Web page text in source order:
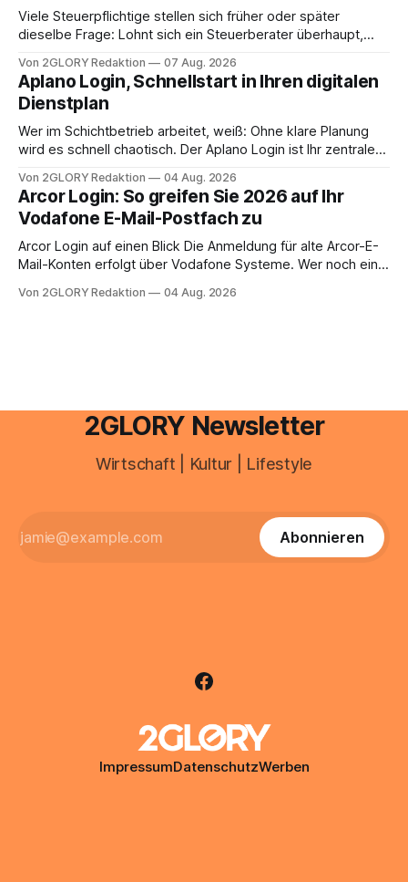
Viele Steuerpflichtige stellen sich früher oder später
dieselbe Frage: Lohnt sich ein Steuerberater überhaupt,
erledigen? Die kurze Antwort: Bei einfachen
Einkommensverhältnissen reicht häufig eine Steuersoftware
aus – sobald jedoch mehrere Einkunftsarten
zusammentreffen oder größere finanzielle Veränderungen
anstehen, zahlt sich professionelle Unterstützung meist
Von 2GLORY Redaktion 07 Aug. 2026
Aplano Login, Schnellstart in Ihren digitalen
Dienstplan
Wer im Schichtbetrieb arbeitet, weiß: Ohne klare Planung
wird es schnell chaotisch. Der Aplano Login ist Ihr zentraler
abwesenheiten und die gesamte kommunikation rund um
Ihr personal digital zu organisieren. In diesem Leitfaden
erfahren Sie alles, was Sie für einen reibungslosen Einstieg
brauchen, von der Registrierung
Von 2GLORY Redaktion 04 Aug. 2026
Arcor Login: So greifen Sie 2026 auf Ihr
Vodafone E-Mail-Postfach zu
Arcor Login auf einen Blick Die Anmeldung für alte Arcor-E-
Mail-Konten erfolgt über Vodafone Systeme. Wer noch eine
besitzt, loggt sich heute über das Vodafone E-Mail & Cloud
Von 2GLORY Redaktion 04 Aug. 2026
2GLORY Newsletter
Wirtschaft | Kultur | Lifestyle
Abonnieren
ImpressumDatenschutzWerben